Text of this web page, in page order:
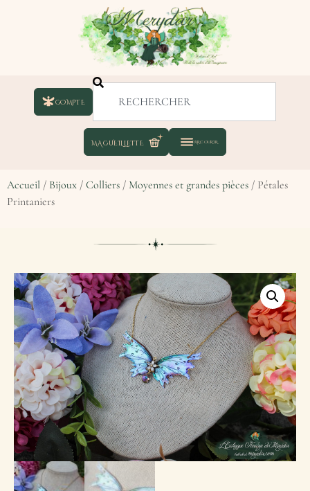
COMPTE
Accueil / Bijoux / Colliers / Moyennes et grandes pièces / Pétales
Printaniers